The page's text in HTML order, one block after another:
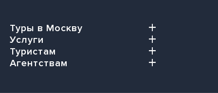
Туры в Москву
Услуги
Туристам
Агентствам